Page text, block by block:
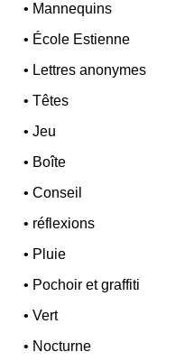
• Mannequins
• École Estienne
• Lettres anonymes
•Têtes
•Jeu
• Boîte
•Conseil
• réflexions
• Pluie
• Pochoir et graffiti
•Vert
• Nocturne